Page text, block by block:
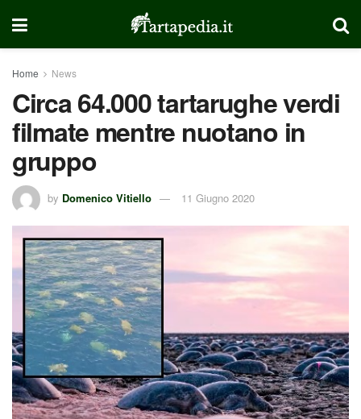
Home News
Circa 64.000 tartarughe verdi
filmate mentre nuotano in
gruppo
by Domenico Vitiello 11 Giugno 2020